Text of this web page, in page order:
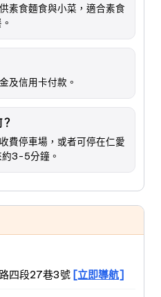
素食麵食與小菜，適合素食
及信用卡付款。
費停車場，或者可停在仁愛
3-5分鐘。
四段27巷3號 [立即導航]